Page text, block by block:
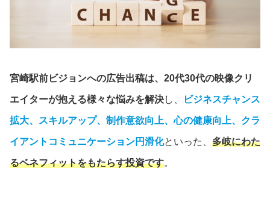
宮崎駅前ビジョンへの広告出稿は、20代30代の映像クリ
エイターが抱える様々な悩みを解決し、 ビジネスチャンス
拡大、スキルアップ、制作意欲向上、心の健康向上、クラ
イアントコミュニケーション円滑化といった、 多岐にわた
るベネフィットをもたらす投資です。